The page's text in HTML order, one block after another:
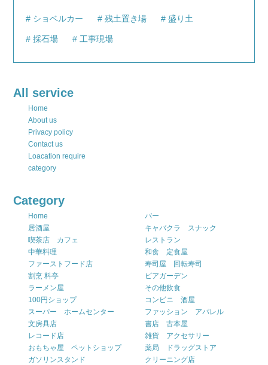
ショベルカー 残土置き場 盛り土
採石場 工事現場
All service
Home
About us
Privacy policy
Contact us
Loacation require
category
Category
Home
バー
居酒屋
キャバクラ スナック
喫茶店 カフェ
レストラン
中華料理
和食 定食屋
ファーストフード店
寿司屋 回転寿司
割烹 料亭
ビアガーデン
ラーメン屋
その他飲食
100円ショップ
コンビニ 酒屋
スーパー ホームセンター
ファッション アパレル
文房具店
書店 古本屋
レコード店
雑貨 アクセサリー
おもちゃ屋 ペットショップ
薬局 ドラッグストア
ガソリンスタンド
クリーニング店